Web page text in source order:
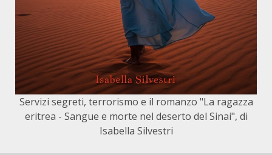
Servizi segreti, terrorismo e il romanzo "La ragazza
eritrea - Sangue e morte nel deserto del Sinai", di
Isabella Silvestri